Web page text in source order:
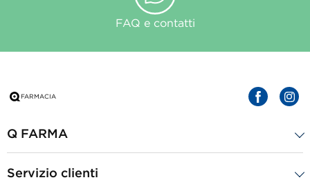
FAQ e contatti
Q FARMA
Servizio clienti